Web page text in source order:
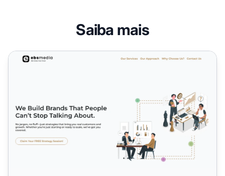
Saiba mais
Programa de Afiliados ADAttract